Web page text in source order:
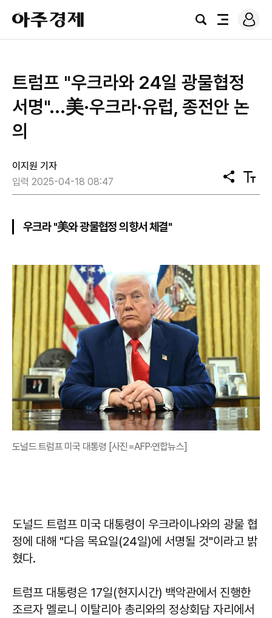
아
주
경
검
전
로
그
트럼프 "우크라와 24일 광물협정
서명"...美·우크라·유럽, 종전안 논
의
이지원 기자
입력 2025-04-18 08:47
공
유
텍
스
우크라 "美와 광물협정 의향서 체결"
도널드 트럼프 미국 대통령 [사진=AFP·연합뉴스]
도널드 트럼프 미국 대통령이 우크라이나와의 광물 협
정에 대해 "다음 목요일(24일)에 서명될 것"이라고 밝
혔다.
트럼프 대통령은 17일(현지시간) 백악관에서 진행한
조르자 멜로니 이탈리아 총리와의 정상회담 자리에서